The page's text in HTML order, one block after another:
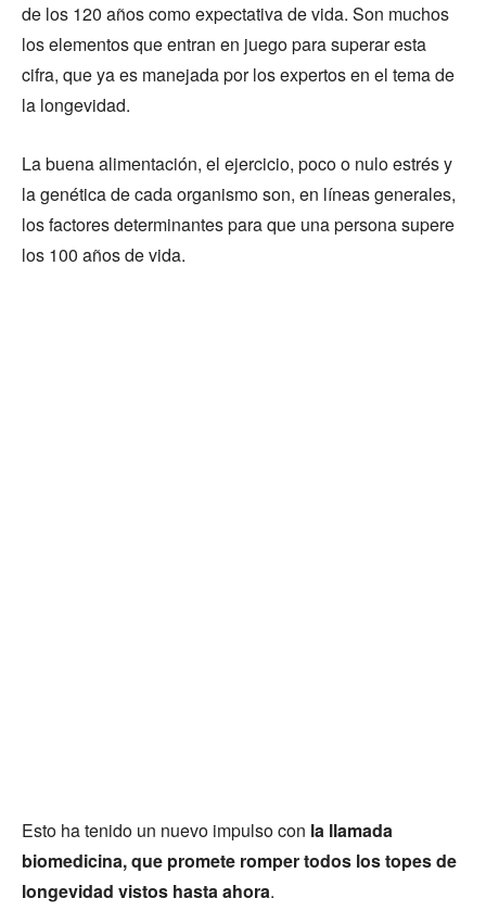
de los 120 años como expectativa de vida. Son muchos
los elementos que entran en juego para superar esta
cifra, que ya es manejada por los expertos en el tema de
la longevidad.
La buena alimentación, el ejercicio, poco o nulo estrés y
la genética de cada organismo son, en líneas generales,
los factores determinantes para que una persona supere
los 100 años de vida.
Esto ha tenido un nuevo impulso con la llamada
biomedicina, que promete romper todos los topes de
longevidad vistos hasta ahora.